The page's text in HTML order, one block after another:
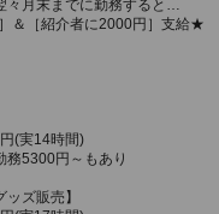
々月末までに勤務すると…
＆［紹介者に2000円］支給★
(実14時間)
務5300円～もあり
ッズ販売】